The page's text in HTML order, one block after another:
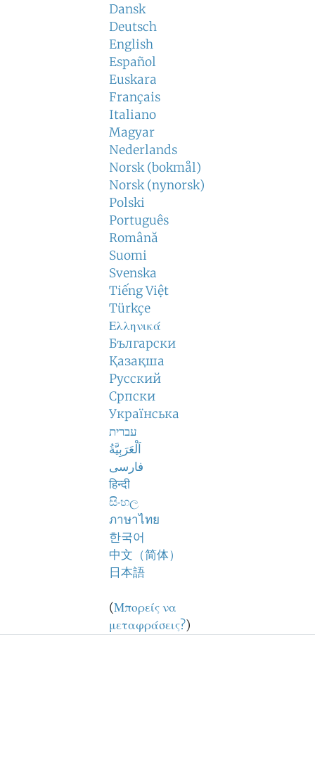
Dansk
Deutsch
English
Español
Euskara
Français
Italiano
Magyar
Nederlands
Norsk (bokmål)
Norsk (nynorsk)
Polski
Português
Română
Suomi
Svenska
Tiếng Việt
Türkçe
Ελληνικά
Български
Қазақша
Русский
Српски
Українська
עברית
اَلْعَرَبِيَّةُ
فارسی
हिन्दी
සිංහල
ภาษาไทย
한국어
中文（简体）
日本語
(Μπορείς να
μεταφράσεις?)